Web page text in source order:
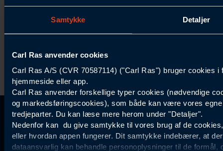
Samtykke Detaljer
Carl Ras anvender cookies
Carl Ras A/S (CVR 70587114) ("Carl Ras") bruger cookies
hjemmeside eller app.
Carl Ras anvender forskellige typer cookies (nødvendige
og markedsføringscookies), som både kan være vores
tredjeparter. Du kan læse mere herom under "Detaljer".
Nedenfor kan du give samtykke til vores brug af de
eller hvordan appen fungerer. Dit samtykke indebærer, at
dataansvarlig kan behandle personoplysninger til de formål,
(besøgs- og søgehistorik), samt dine tidligere køb (købshistorik).
behandle ovennævnte personoplysninger. Du kan trække dit
samtykke tilbage ved at trykke "Afmeld" i bunden af hver
vores persondatapolitik
Kontakt Kundeservice
44 85 55
Information
Carl Ras Gruppen
Om os
Kundefordele
Bliv kontokunde
Services
Inspiration
Specialisten
Produktløsninger